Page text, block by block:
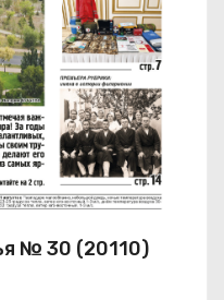
№ 30 (20110)